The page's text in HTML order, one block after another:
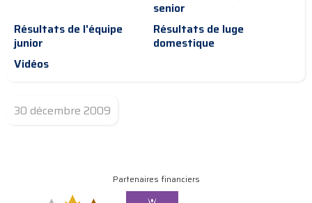
senior
Résultats de l'équipe
junior
Résultats de luge
domestique
Vidéos
30 décembre 2009
Partenaires financiers